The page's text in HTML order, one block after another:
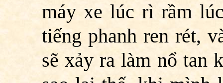
máy xe lúc rì rầm
tiếng phanh ren rét,
sẽ xảy ra làm nổ tan